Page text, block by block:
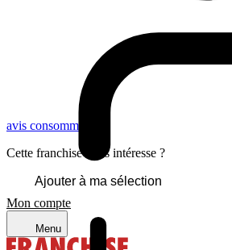
Mon compte
Menu
avis consommateurs
Cette franchise vous intéresse ?
Ajouter à ma sélection